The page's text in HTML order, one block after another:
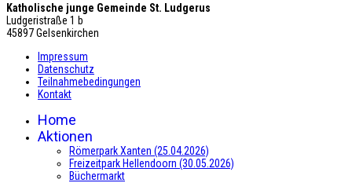
Katholische junge Gemeinde St. Ludgerus
Ludgeristraße 1 b
45897 Gelsenkirchen
Impressum
Datenschutz
Teilnahmebedingungen
Kontakt
Home
Aktionen
Römerpark Xanten (25.04.2026)
Freizeitpark Hellendoorn (30.05.2026)
Büchermarkt